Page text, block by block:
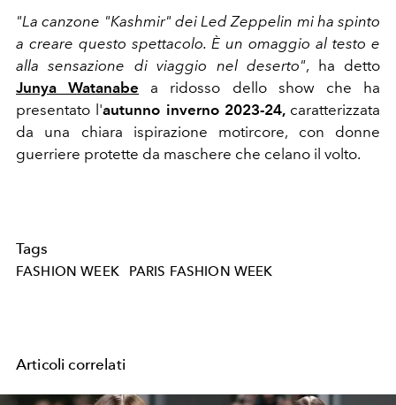
"La canzone "Kashmir" dei Led Zeppelin mi ha spinto
a creare questo spettacolo. È un omaggio al testo e
alla sensazione di viaggio nel deserto", ha detto
Junya Watanabe a ridosso dello show che ha
presentato l'autunno inverno 2023-24, caratterizzata
da una chiara ispirazione motircore, con donne
guerriere protette da maschere che celano il volto.
Tags
FASHION WEEK PARIS FASHION WEEK
Articoli correlati